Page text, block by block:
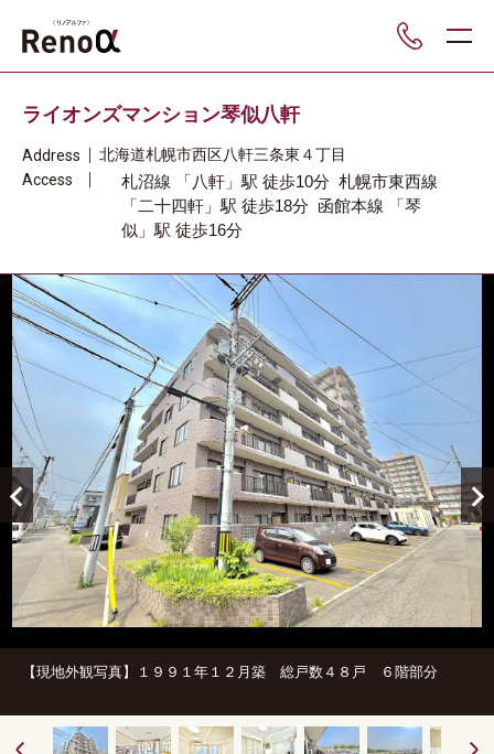
ライオンズマンション琴似八軒
Address 北海道札幌市西区八軒三条東４丁目
Access
札沼線 「八軒」駅 徒歩10分 札幌市東西線
「二十四軒」駅 徒歩18分 函館本線
「琴
似」駅 徒歩16分
【現地外観写真】１９９１年１２月築 総戸数４８戸 ６階部分